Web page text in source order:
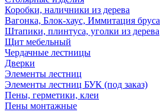
Коробки, наличники из дерева
Вагонка, Блок-хаус, Иммитация бруса
Штапики, плинтуса, уголки из дерева
Щит мебельный
Чердачные лестницы
Дверки
Элементы лестниц
Элементы лестниц БУК (под заказ)
Пены, герметики, клеи
Пены монтажные